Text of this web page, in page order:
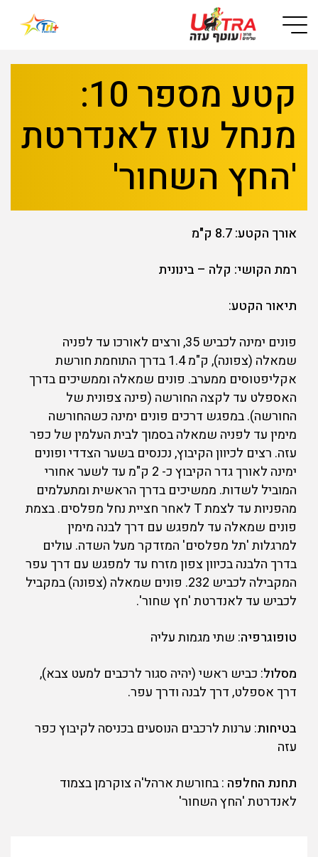
Button used only for devices with a small screen
קטע מספר 10:
מנחל עוז לאנדרטת
'החץ השחור'
אורך הקטע: 8.7 ק"מ
רמת הקושי: קלה – בינונית
תיאור הקטע:
פונים ימינה לכביש 35, ורצים לאורכו עד לפניה
שמאלה (צפונה), ק"מ 1.4 בדרך התוחמת חורשת
אקליפטוסים ממערב. פונים שמאלה וממשיכים בדרך
האספלט עד לקצה החורשה (פינה צפונית של
החורשה). במפגש דרכים פונים ימינה כשהחורשה
מימין עד לפניה שמאלה בסמוך לבית העלמין של כפר
עזה. רצים לכיוון הקיבוץ, נכנסים בשער הצדדי ופונים
ימינה לאורך גדר הקיבוץ כ- 2 ק"מ עד לשער אחורי
המוביל לשדות. ממשיכים בדרך הראשית ומתעלמים
מהפניות עד לצמת T לאחר חציית נחל מפלסים. בצמת
פונים שמאלה עד למפגש עם דרך לבנה מימין
למרגלות 'תל מפלסים' המזדקר מעל השדה. עולים
בדרך הלבנה בכיוון צפון מזרח עד למפגש עם דרך עפר
המקבילה לכביש 232. פונים שמאלה (צפונה) במקביל
לכביש עד לאנדרטת 'חץ שחור'.
טופוגרפיה: שתי מגמות עליה
מסלול: כביש ראשי (יהיה סגור לרכבים למעט צבא),
דרך אספלט, דרך לבנה ודרך עפר.
בטיחות: ערנות לרכבים הנוסעים בכניסה לקיבוץ כפר
עזה
תחנת החלפה : בחורשת ארהל'ה צוקרמן בצמוד
לאנדרטת 'החץ השחור'